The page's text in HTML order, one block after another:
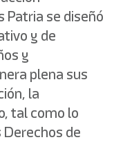
Patria se diseñó
y de
y
plena sus
la
tal como lo
de